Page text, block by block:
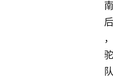
南
后
，
驼
队